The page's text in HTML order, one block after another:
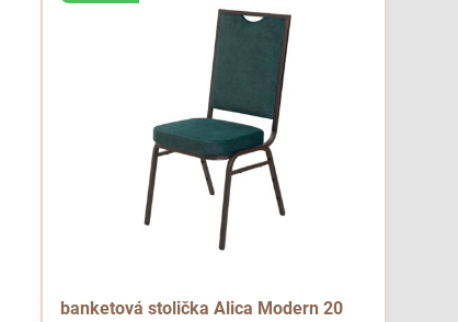
banketová stolička Alica Modern 20